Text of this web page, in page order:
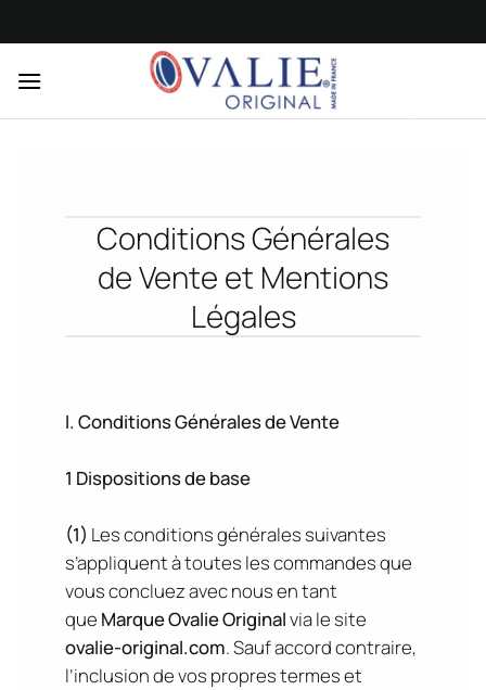
au
suspendues.
Conditions Générales
de Vente et Mentions
Légales
I. Conditions Générales de Vente
1 Dispositions de base
(1) Les conditions générales suivantes
s’appliquent à toutes les commandes que
vous concluez avec nous en tant
que Marque Ovalie Originalvia le site
ovalie-original.com. Sauf accord contraire,
l’inclusion de vos propres termes et